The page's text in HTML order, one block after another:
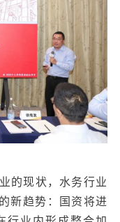
现状，水务行业
新趋势：国资将进